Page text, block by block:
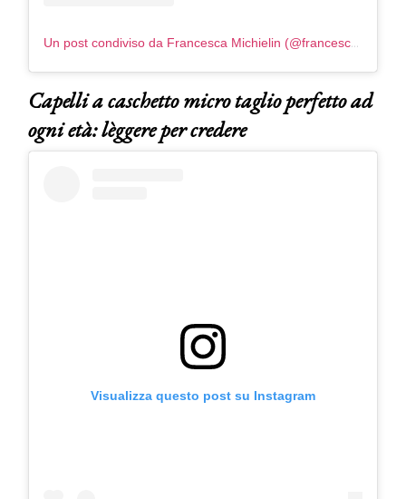
Un post condiviso da Francesca Michielin (@francesca_michielin)
Capelli a caschetto micro taglio perfetto ad
ogni età: lèggere per credere
Visualizza questo post su Instagram